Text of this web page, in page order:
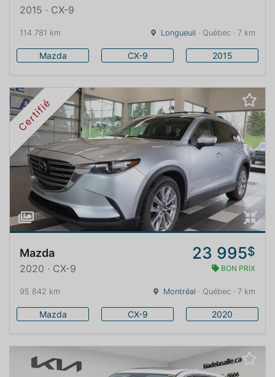
2015 · CX-9
114 781 km Longueuil · Québec · 7 km
Mazda CX-9 2015
Certifié
Mazda 23 995$
2020 · CX-9 BON PRIX
95 842 km Montréal · Québec · 7 km
Mazda CX-9 2020